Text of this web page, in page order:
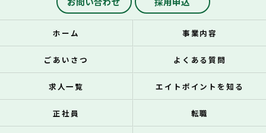
ホーム 事業内容
ごあいさつ よくある質問
求人一覧 エイトポイントを知る
正社員 転職